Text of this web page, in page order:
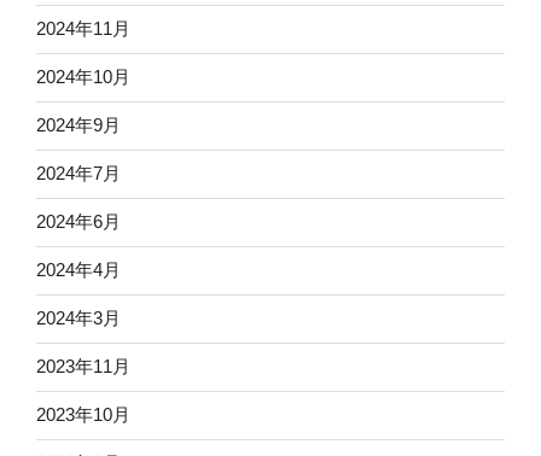
2024年11月
2024年10月
2024年9月
2024年7月
2024年6月
2024年4月
2024年3月
2023年11月
2023年10月